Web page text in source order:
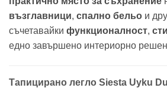
възглавници, спално бельо и
съчетавайки функционалност,
едно завършено интериорно
Тапицирано легло Siesta Uyku